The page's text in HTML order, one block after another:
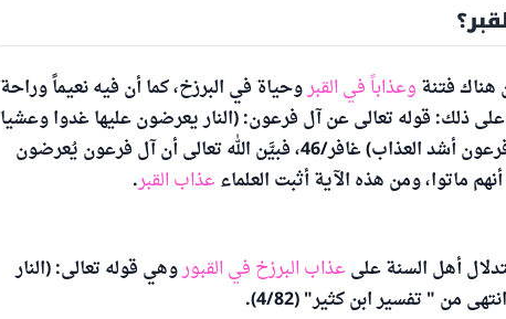
هناك فتنة وعذاباً في القبروحياة في البرزخ، كما أن فيه نعيماً وراحة
ذلك: قوله تعالى عن آل فرعون: (النار يعرضون عليها غدوا وعشيا
ويوم تقوم الساعة أدخلوا آل فرعون أشد العذاب) غافر/46، فبيَّن الله تعالى أن آل فرعون يُعرضون
ماتوا، ومن هذه الآية أثبت العلماء عذاب القبر.
أهل السنة على عذاب البرزخ في القبوروهي قوله تعالى: (النار
من " تفسير ابن كثير" (4/82).